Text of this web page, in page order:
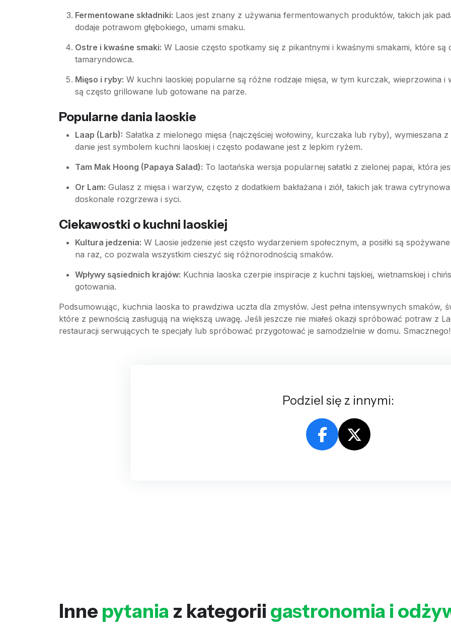
Fermentowane składniki: Laos jest znany z używania fermentowanych produktów, takich jak
dodaje potrawom głębokiego, umami smaku.
Ostre i kwaśne smaki: W Laosie często spotkamy się z pikantnymi i kwaśnymi smakami, które są
tamaryndowca.
Mięso i ryby: W kuchni laoskiej popularne są różne rodzaje mięsa, w tym kurczak, wieprzowina i
są często grillowane lub gotowane na parze.
Popularne dania laoskie
Laap (Larb): Sałatka z mielonego mięsa (najczęściej wołowiny, kurczaka lub ryby), wymieszana
danie jest symbolem kuchni laoskiej i często podawane jest z lepkim ryżem.
Tam Mak Hoong (Papaya Salad): To laotańska wersja popularnej sałatki z zielonej papai, która
Or Lam: Gulasz z mięsa i warzyw, często z dodatkiem bakłażana i ziół, takich jak trawa
doskonale rozgrzewa i syci.
Ciekawostki o kuchni laoskiej
Kultura jedzenia: W Laosie jedzenie jest często wydarzeniem społecznym, a posiłki są
na raz, co pozwala wszystkim cieszyć się różnorodnością smaków.
Wpływy sąsiednich krajów: Kuchnia laoska czerpie inspiracje z kuchni tajskiej, wietnamskiej i
gotowania.
Podsumowując, kuchnia laoska to prawdziwa uczta dla zmysłów. Jest pełna intensywnych smaków,
które z pewnością zasługują na większą uwagę. Jeśli jeszcze nie miałeś okazji spróbować potraw z
restauracji serwujących te specjały lub spróbować przygotować je samodzielnie w domu. Smacznego!
Podziel się z innymi:
Inne pytania z kategorii gastronomia i